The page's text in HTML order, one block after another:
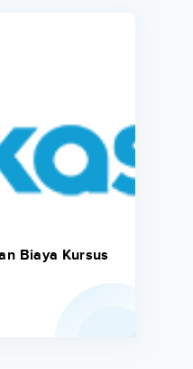
Biaya Kursus